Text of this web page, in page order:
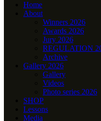
Home
About
Winners 2026
Awards 2026
Jury 2026
REGULATION
Archive
Gallery 2026
Gallery
Videos
Photo series 2026
SHOP
Lessons
Media